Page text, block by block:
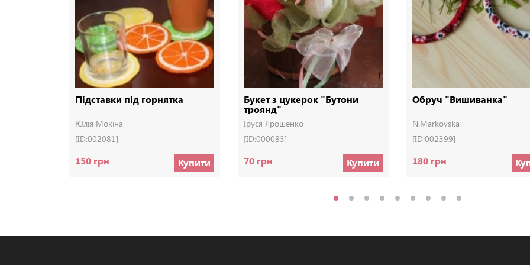
Підставки під горнятка
Юлія Мокіна
[ID:002081]
150 грн Купити
Букет з цукерок "Бутони
троянд"
Іруся Ярошенко
[ID:000083]
70 грн Купити
Обруч "Вишиванка"
N.Markovska
[ID:002399]
180 грн